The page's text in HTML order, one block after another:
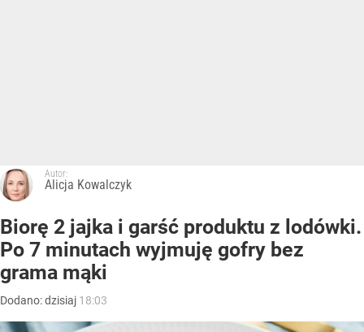
Autor:
Alicja Kowalczyk
Biorę 2 jajka i garść produktu z lodówki.
Po 7 minutach wyjmuję gofry bez
grama mąki
Dodano:dzisiaj 18:03